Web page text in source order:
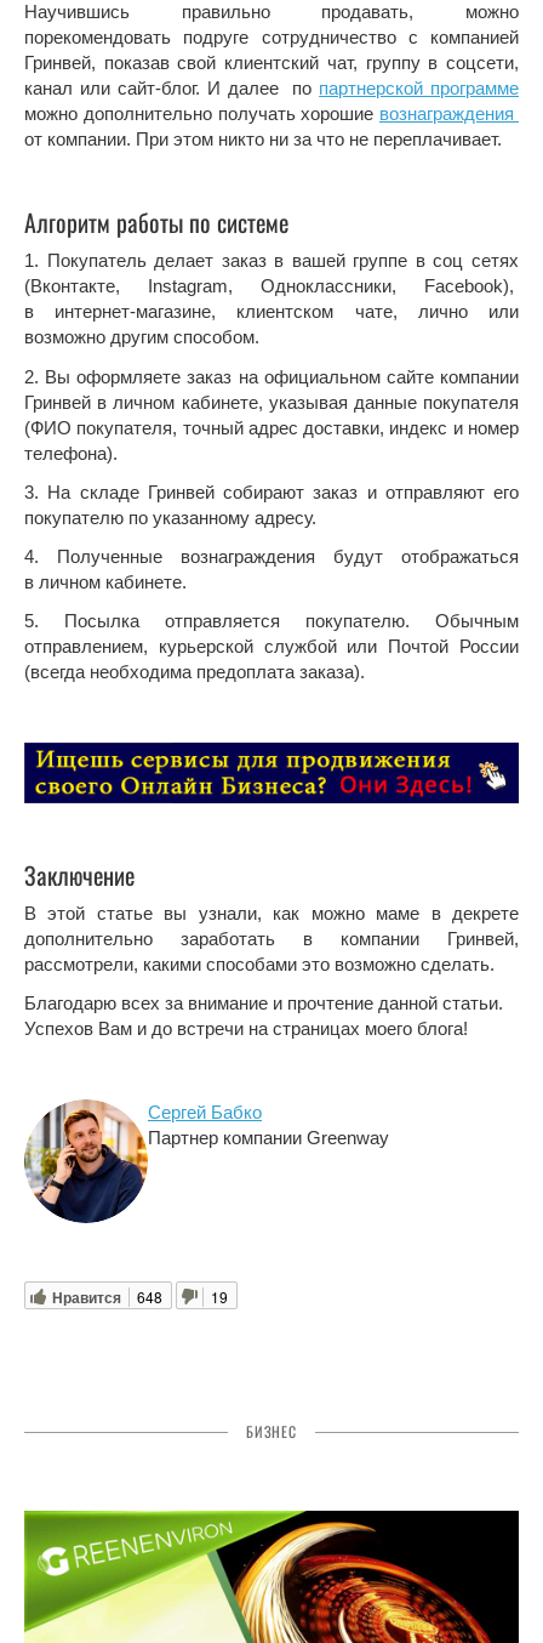
Научившись правильно продавать, можно
порекомендовать подруге сотрудничество с компанией
Гринвей, показав свой клиентский чат, группу в соцсети,
канал или сайт-блог. И далее по партнерской программе
можно дополнительно получать хорошие вознаграждения
от компании. При этом никто ни за что не переплачивает.
Алгоритм работы по системе
1. Покупатель делает заказ в вашей группе в соц сетях
(Вконтакте, Instagram, Одноклассники, Facebook),
в интернет-магазине, клиентском чате, лично или
возможно другим способом.
2. Вы оформляете заказ на официальном сайте компании
Гринвей в личном кабинете, указывая данные покупателя
(ФИО покупателя, точный адрес доставки, индекс и номер
телефона).
3. На складе Гринвей собирают заказ и отправляют его
покупателю по указанному адресу.
4. Полученные вознаграждения будут отображаться
в личном кабинете.
5. Посылка отправляется покупателю. Обычным
отправлением, курьерской службой или Почтой России
(всегда необходима предоплата заказа).
Заключение
В этой статье вы узнали, как можно маме в декрете
дополнительно заработать в компании Гринвей,
рассмотрели, какими способами это возможно сделать.
Благодарю всех за внимание и прочтение данной статьи.
Успехов Вам и до встречи на страницах моего блога!
Сергей Бабко
Партнер компании Greenway
Нравится 648 19
БИЗНЕС